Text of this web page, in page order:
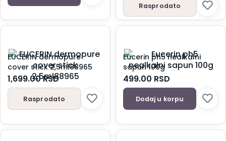
Rasprodato
EUCERIN dermopure
cover stick 2,5ml88965
1,699.00RSD
Rasprodato
Eucerin ph5 nealkalni
sapun 100g
499.00 RSD
Dodaj u korpu